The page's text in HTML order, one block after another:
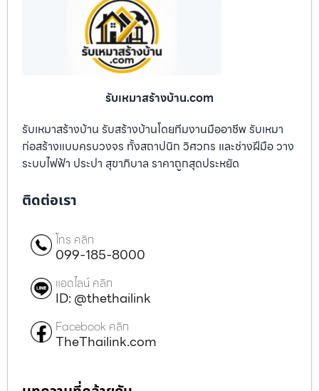
รับเหมาสร้างบ้าน.com
รับเหมาสร้างบ้าน รับสร้างบ้านโดยทีมงานมืออาชีพ รับเหมา
ก่อสร้างแบบครบวงจร ทั้งสถาปนิก วิศวกร และช่างฝีมือ วาง
ระบบไฟฟ้า ประปา สุขาภิบาล ราคาถูกสุดประหยัด
ติดต่อเรา
โทร คลิก
099-185-8000
แอดไลน์ คลิก
ID: @thethailink
Facebook คลิก
TheThailink.com